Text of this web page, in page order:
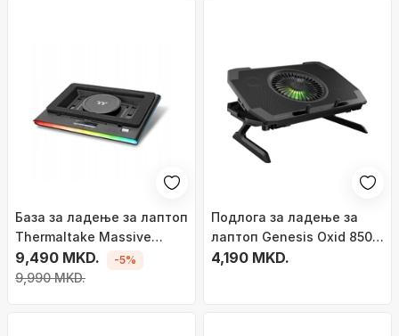
База за ладење за лаптоп
Thermaltake Massive
Extreme, до 18\", RGB
осветлување, црна
9,490 MKD.
9,990 MKD.
-5%
Подлога за ладење за
лаптоп Genesis Oxid 850
RGB NHG-1858, 17.3\", 5
4,190 MKD.